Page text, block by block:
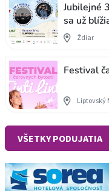
Jubilejné
sa už
Ždiar
Festival
Liptovský
VŠETKY PODUJATIA